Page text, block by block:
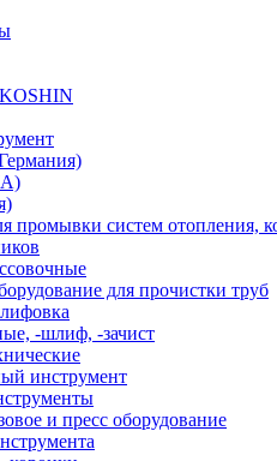
промывки систем отопления,
для прочистки труб
-шлиф, -зачист
инструмент
и пресс оборудование